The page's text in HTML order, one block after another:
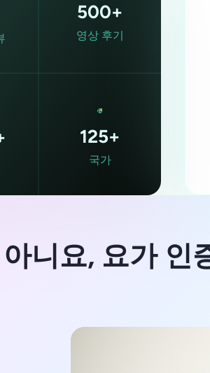
500+
영상 후기
125+
국가
아니요, 요가 인